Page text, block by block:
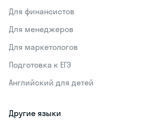
Для финансистов
Для менеджеров
Для маркетологов
Подготовка к ЕГЭ
Английский для детей
Другие языки